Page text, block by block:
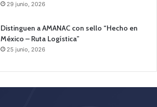
29 junio, 2026
Distinguen a AMANAC con sello “Hecho en
México – Ruta Logística”
25 junio, 2026